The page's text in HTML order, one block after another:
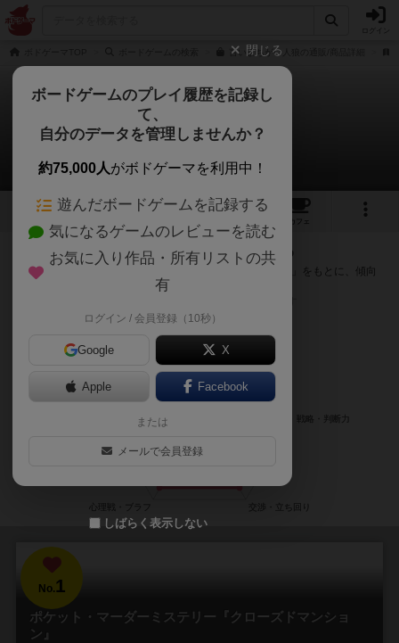
言いまちがい人狼の通販/商品詳細
言いまちがい人狼
次のおすすめボードゲーム
2 4
カフェ
『言いまちがい人狼』が好きな方へのおすすめ
このゲームのトップページで投票された「プレイ感の評価」をもとに、傾向
が近いボードゲームをランキング形式で紹介します。
No.1
ポケット・マーダーミステリー『クローズドマンショ
ン』
閉じる
ボードゲームのプレイ履歴を記録し
て、
自分のデータを管理しませんか？
約75,000人がボドゲーマを利用中！
遊んだボードゲームを記録する
気になるゲームのレビューを読む
お気に入り作品・所有リストの共
有
ログイン / 会員登録（10秒）
Google X
Apple Facebook
または
メールで会員登録
しばらく表示しない